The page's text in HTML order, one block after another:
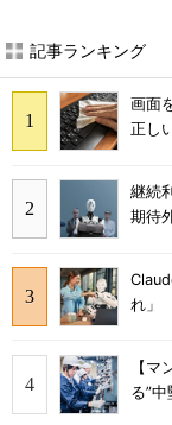
記事ランキング
画面
正し
継続
期待
れ」
【
る”